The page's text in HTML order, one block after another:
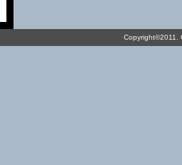
Copyright©2011.